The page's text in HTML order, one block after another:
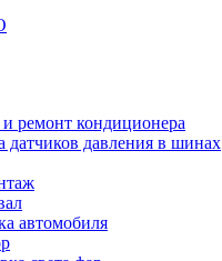
и ремонт кондиционера
датчиков давления в шинах
автомобиля